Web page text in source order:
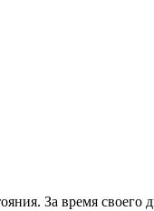
За время своего